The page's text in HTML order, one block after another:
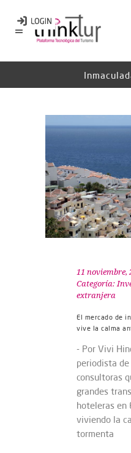
11 noviembre,
Categoría:
extranjera
El mercado de
vive la calma
- Por Vivi
periodista
consultoras
grandes
hoteleras en
viviendo la
tormenta